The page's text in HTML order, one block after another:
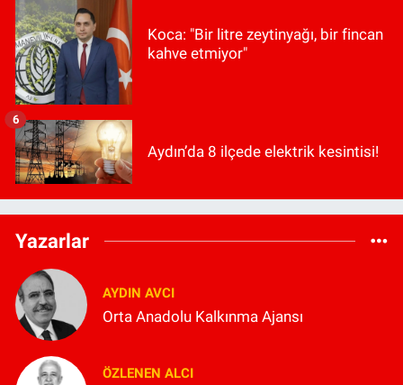
Koca: "Bir litre zeytinyağı, bir fincan
kahve etmiyor"
Aydın’da 8 ilçede elektrik kesintisi!
6
Yazarlar
AYDIN AVCI
Orta Anadolu Kalkınma Ajansı
ÖZLENEN ALCI